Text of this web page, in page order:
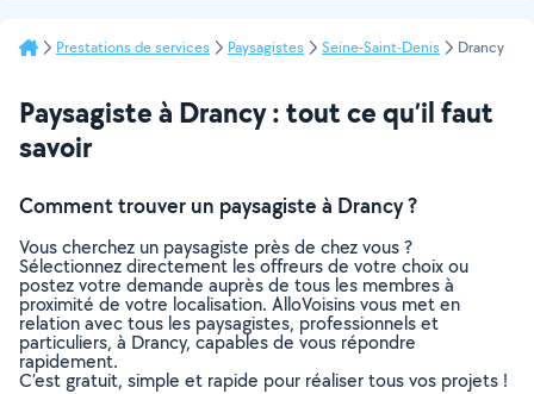
Prestations de services Paysagistes Seine-Saint-Denis Drancy
Paysagiste à Drancy : tout ce qu’il faut
savoir
Comment trouver un paysagiste à Drancy ?
Vous cherchez un paysagiste près de chez vous ?
Sélectionnez directement les offreurs de votre choix ou
postez votre demande auprès de tous les membres à
proximité de votre localisation. AlloVoisins vous met en
relation avec tous les paysagistes, professionnels et
particuliers, à Drancy, capables de vous répondre
rapidement.
C’est gratuit, simple et rapide pour réaliser tous vos projets !